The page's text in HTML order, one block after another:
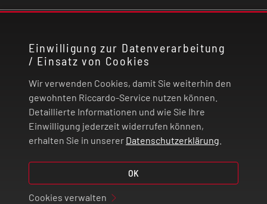
Einwilligung zur Datenverarbeitung
/ Einsatz von Cookies
Wir verwenden Cookies, damit Sie weiterhin den
gewohnten Riccardo-Service nutzen können.
Detaillierte Informationen und wie Sie Ihre
Einwilligung jederzeit widerrufen können,
erhalten Sie in unserer Datenschutzerklärung
OK
Cookies verwalten
RECHTLICHES
ZAHLUNG UND VERSAND
VERTRAG WIDERRUFEN
© 2026 | Riccardo Onlinestore GmbH